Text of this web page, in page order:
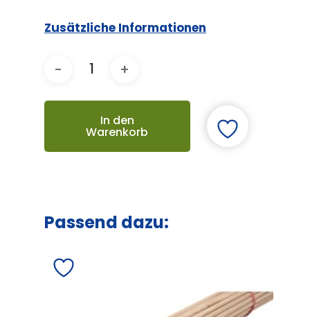
Zusätzliche Informationen
In den
Warenkorb
Passend dazu: